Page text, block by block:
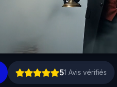
51 Avis vérifiés